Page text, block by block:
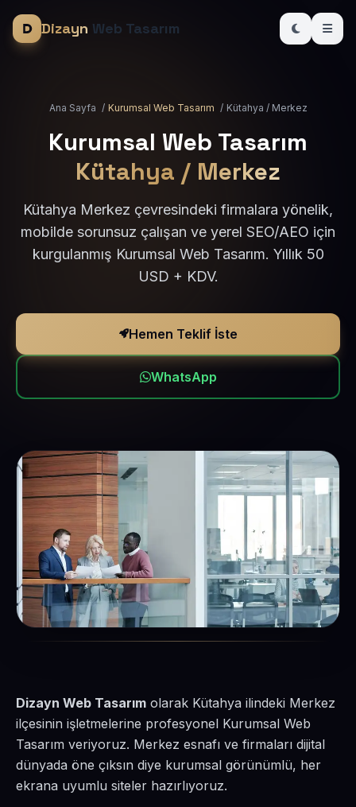
Dizayn Web Tasarım
Ana Sayfa / Kurumsal Web Tasarım / Kütahya / Merkez
Kurumsal Web Tasarım
Kütahya / Merkez
Kütahya Merkez çevresindeki firmalara yönelik,
mobilde sorunsuz çalışan ve yerel SEO/AEO için
kurgulanmış Kurumsal Web Tasarım. Yıllık 50
USD + KDV.
Hemen Teklif İste
WhatsApp
Dizayn Web Tasarım olarak Kütahya ilindeki Merkez
ilçesinin işletmelerine profesyonel Kurumsal Web
Tasarım veriyoruz. Merkez esnafı ve firmaları dijital
dünyada öne çıksın diye kurumsal görünümlü, her
ekrana uyumlu siteler hazırlıyoruz.